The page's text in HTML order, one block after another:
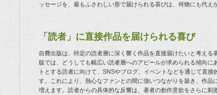
ッセージを、最もふさわしい形で届けられる喜びは、何物にも代え
「読者」に直接作品を届けられる喜び
自費出版は、特定の読者層に深く響く作品を直接届けたいと考え
版では、どうしても幅広い読者層へのアピールが求められる傾向
トとする読者に向けて、SNSやブログ、イベントなどを通じて直
す。これにより、熱心なファンとの間に強いつながりを築き、作
増えます。読者からの具体的な反響は、著者の創作意欲をさらに